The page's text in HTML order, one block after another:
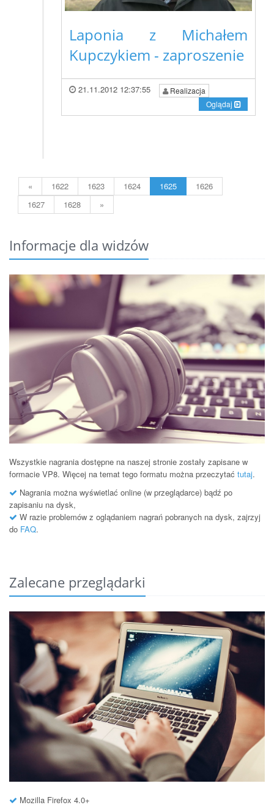
Laponia z Michałem
Kupczykiem - zaproszenie
21.11.2012 12:37:55
Realizacja
Oglądaj
« 1622 1623 1624 1625
1626
1627
1628 »
Informacje dla widzów
Wszystkie nagrania dostępne na naszej stronie zostały zapisane w
formacie VP8. Więcej na temat tego formatu można przeczytać tutaj.
Nagrania można wyświetlać online (w przeglądarce) bądź po
zapisaniu na dysk,
W razie problemów z oglądaniem nagrań pobranych na dysk, zajrzyj
do FAQ.
Zalecane przeglądarki
Mozilla Firefox 4.0+